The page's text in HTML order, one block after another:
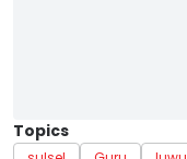
Topics